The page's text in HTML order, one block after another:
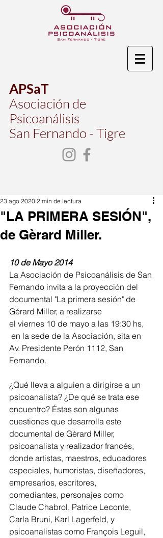
APSaT
Asociación de
Psicoanálisis
San Fernando - Tigre
"LA PRIMERA SESIÓN",
de Gèrard Miller.
23 ago 2020 2 min de lectura
10 de Mayo 2014
La Asociación de Psicoanálisis de San
Fernando invita a la proyección del
documental "La primera sesión" de
Gérard Miller, a realizarse
el viernes 10 de mayo a las 19:30 hs,
en la sede de la Asociación, sita en
Av. Presidente Perón 1112, San
Fernando.
¿Qué lleva a alguien a dirigirse a un
psicoanalista? ¿De qué se trata ese
encuentro? Éstas son algunas
cuestiones que desarrolla este
documental de Gèrard Miller,
psicoanalista y realizador francés,
donde artistas, maestros, educadores
especiales, humoristas, diseñadores,
empresarios, escritores,
comediantes, personajes como
Claude Chabrol, Patrice Leconte,
Carla Bruni, Karl Lagerfeld, y
psicoanalistas como François Leguil,